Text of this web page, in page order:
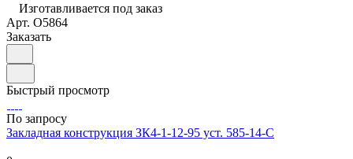
Изготавливается под заказ
Арт. O5864
Заказать
Быстрый просмотр
По запросу
Закладная конструкция ЗК4-1-12-95 уст. 585-14-С